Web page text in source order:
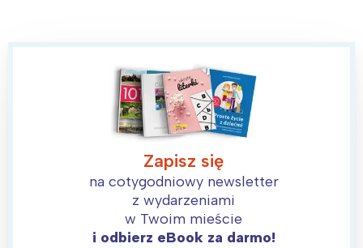
Zapisz się
na cotygodniowy newsletter
z wydarzeniami
w Twoim mieście
i odbierz eBook za darmo!